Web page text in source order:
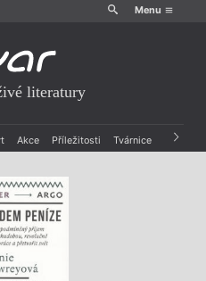
Menu
literatury
Akce Příležitosti Tvárnice Archiv